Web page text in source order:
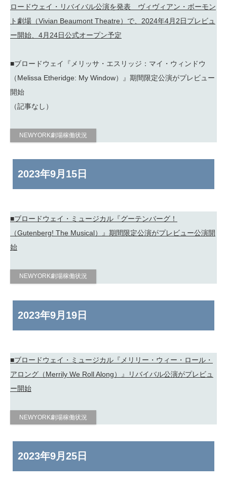
ロードウェイ・リバイバル公演を発表 ヴィヴィアン・ボーモン
ト劇場（Vivian Beaumont Theatre）で、2024年4月2日プレビュ
ー開始、4月24日公式オープン予定
■ブロードウェイ『メリッサ・エスリッジ：マイ・ウィンドウ
（Melissa Etheridge: My Window）』期間限定公演がプレビュー
開始
（記事なし）
NEWYORK劇場稼働状況
2023年9月15日
■ブロードウェイ・ミュージカル『グーテンバーグ！
（Gutenberg! The Musical）』期間限定公演がプレビュー公演開
始
NEWYORK劇場稼働状況
2023年9月19日
■ブロードウェイ・ミュージカル『メリリー・ウィー・ロール・
アロング（Merrily We Roll Along）』リバイバル公演がプレビュ
ー開始
NEWYORK劇場稼働状況
2023年9月25日